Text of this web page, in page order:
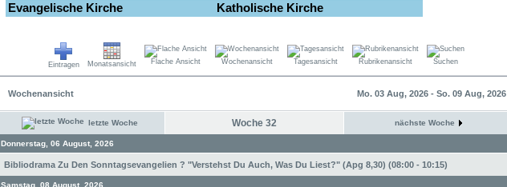
Evangelische Kirche Katholische Kirche
Eintragen Monatsansicht Flache Ansicht Wochenansicht Tagesansicht Rubrikenansicht Suchen
Wochenansicht Mo. 03 Aug, 2026 - So. 09 Aug, 2026
letzte Woche Woche 32 nächste Woche
Donnerstag, 06 August, 2026
Bibliodrama Zu Den Sonntagsevangelien ? "Verstehst Du Auch, Was Du Liest?" (Apg 8,30) (08:00 - 10:15)
Samstag, 08 August, 2026